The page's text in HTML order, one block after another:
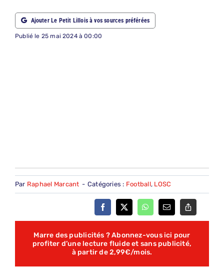
Ajouter Le Petit Lillois à vos sources préférées
Publié le 25 mai 2024 à 00:00
Par Raphael Marcant - Catégories : Football, LOSC
Marre des publicités ? Abonnez-vous ici pour
profiter d’une lecture fluide et sans publicité,
à partir de 2,99€/mois.